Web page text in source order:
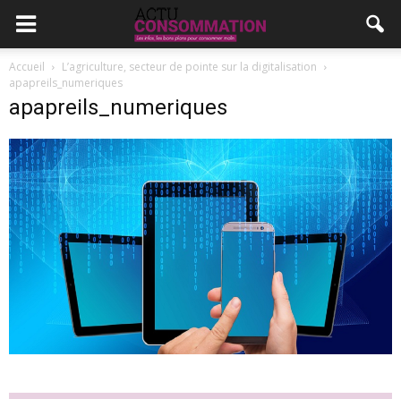
Accueil
L’agriculture, secteur de pointe sur la digitalisation
apapreils_numeriques
apapreils_numeriques